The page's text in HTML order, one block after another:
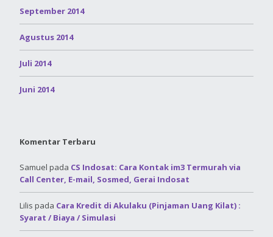
September 2014
Agustus 2014
Juli 2014
Juni 2014
Komentar Terbaru
Samuel pada CS Indosat: Cara Kontak im3 Termurah via
Call Center, E-mail, Sosmed, Gerai Indosat
Lilis pada Cara Kredit di Akulaku (Pinjaman Uang Kilat) :
Syarat / Biaya / Simulasi